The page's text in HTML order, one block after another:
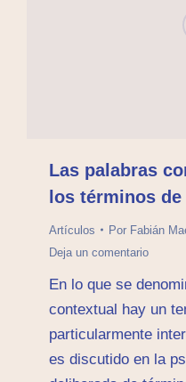
Las palabras
los términos
Artículos Por Fabián
Deja un comentario
En lo que se
contextual hay un
particularmente
es discutido en la